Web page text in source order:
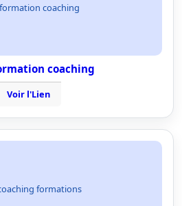
coaching
coaching
Voir l'Lien
formations